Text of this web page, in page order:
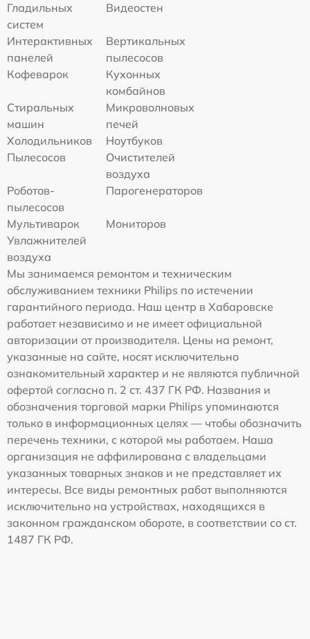
Гладильных
систем
Видеостен
Интерактивных
панелей
Вертикальных
пылесосов
Кофеварок
Кухонных
комбайнов
Стиральных
машин
Микроволновых
печей
Холодильников
Ноутбуков
Пылесосов
Очистителей
воздуха
Роботов-
пылесосов
Парогенераторов
Мультиварок
Мониторов
Увлажнителей
воздуха
Мы занимаемся ремонтом и техническим
обслуживанием техники Philips по истечении
гарантийного периода. Наш центр в Хабаровске
работает независимо и не имеет официальной
авторизации от производителя. Цены на ремонт,
указанные на сайте, носят исключительно
ознакомительный характер и не являются публичной
офертой согласно п. 2 ст. 437 ГК РФ. Названия и
обозначения торговой марки Philips упоминаются
только в информационных целях — чтобы обозначить
перечень техники, с которой мы работаем. Наша
организация не аффилирована с владельцами
указанных товарных знаков и не представляет их
интересы. Все виды ремонтных работ выполняются
исключительно на устройствах, находящихся в
законном гражданском обороте, в соответствии со ст.
1487 ГК РФ.